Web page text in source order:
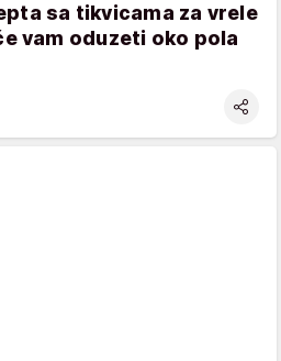
sa tikvicama za vrele
vam oduzeti oko pola